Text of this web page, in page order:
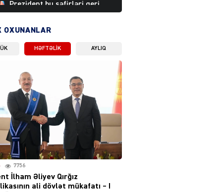
Prezident bu səfirləri geri
çağırdı – Abel
Moskvada güclü partlayış
səsləri eşidildi
07.08.2026 5483
Rusiya-Ukrayna
münaqişəsinin həllində
irəliləyiş var – Tramp
07.08.2026
OXUNANLAR
HƏFTƏLIK AYLIQ
7756
İlham Əliyev Qırğız
ali dövlət mükafatı – I